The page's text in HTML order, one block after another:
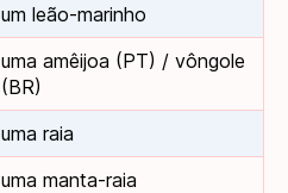
um leão-marinho
uma amêijoa (PT) / vôngole
(BR)
uma raia
uma manta-raia